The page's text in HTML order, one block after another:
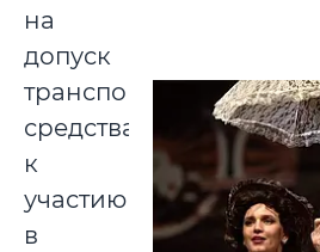
на
допуск
транспортного
средства
к
участию
в